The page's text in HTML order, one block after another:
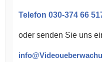
Telefon 030-374 66
oder senden Sie uns